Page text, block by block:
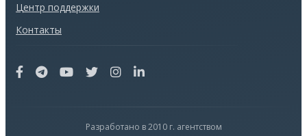
Центр поддержки
Контакты
Разработано в 2010 г. агентством